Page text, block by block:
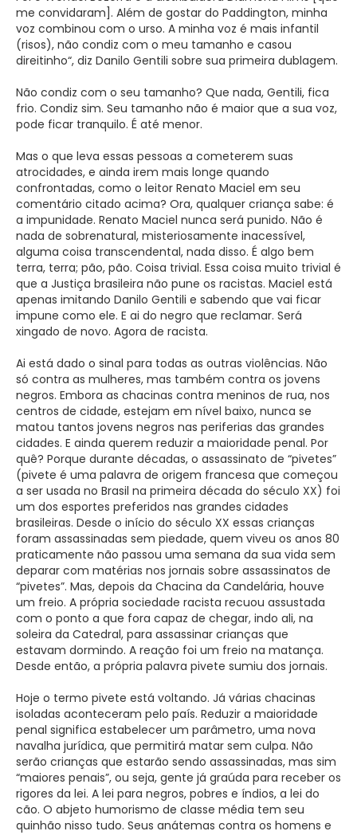
me convidaram]. Além de gostar do Paddington, minha
voz combinou com o urso. A minha voz é mais infantil
(risos), não condiz com o meu tamanho e casou
direitinho“, diz Danilo Gentili sobre sua primeira dublagem.
Não condiz com o seu tamanho? Que nada, Gentili, fica
frio. Condiz sim. Seu tamanho não é maior que a sua voz,
pode ficar tranquilo. É até menor.
Mas o que leva essas pessoas a cometerem suas
atrocidades, e ainda irem mais longe quando
confrontadas, como o leitor Renato Maciel em seu
comentário citado acima? Ora, qualquer criança sabe: é
a impunidade. Renato Maciel nunca será punido. Não é
nada de sobrenatural, misteriosamente inacessível,
alguma coisa transcendental, nada disso. É algo bem
terra, terra; pão, pão. Coisa trivial. Essa coisa muito trivial é
que a Justiça brasileira não pune os racistas. Maciel está
apenas imitando Danilo Gentili e sabendo que vai ficar
impune como ele. E ai do negro que reclamar. Será
xingado de novo. Agora de racista.
Ai está dado o sinal para todas as outras violências. Não
só contra as mulheres, mas também contra os jovens
negros. Embora as chacinas contra meninos de rua, nos
centros de cidade, estejam em nível baixo, nunca se
matou tantos jovens negros nas periferias das grandes
cidades. E ainda querem reduzir a maioridade penal. Por
quê? Porque durante décadas, o assassinato de “pivetes”
(pivete é uma palavra de origem francesa que começou
a ser usada no Brasil na primeira década do século XX) foi
um dos esportes preferidos nas grandes cidades
brasileiras. Desde o início do século XX essas crianças
foram assassinadas sem piedade, quem viveu os anos 80
praticamente não passou uma semana da sua vida sem
deparar com matérias nos jornais sobre assassinatos de
“pivetes”. Mas, depois da Chacina da Candelária, houve
um freio. A própria sociedade racista recuou assustada
com o ponto a que fora capaz de chegar, indo ali, na
soleira da Catedral, para assassinar crianças que
estavam dormindo. A reação foi um freio na matança.
Desde então, a própria palavra pivete sumiu dos jornais.
Hoje o termo pivete está voltando. Já várias chacinas
isoladas aconteceram pelo país. Reduzir a maioridade
penal significa estabelecer um parâmetro, uma nova
navalha jurídica, que permitirá matar sem culpa. Não
serão crianças que estarão sendo assassinadas, mas sim
“maiores penais”, ou seja, gente já graúda para receber os
rigores da lei. A lei para negros, pobres e índios, a lei do
cão. O abjeto humorismo de classe média tem seu
quinhão nisso tudo. Seus anátemas contra os homens e